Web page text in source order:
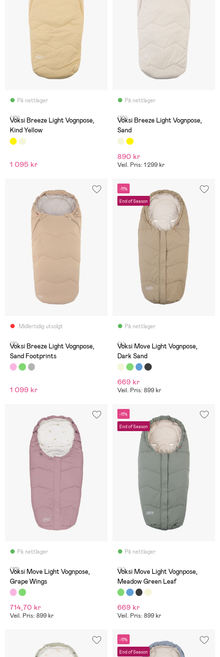
På nettlager
(19)
Voksi Breeze Light Vognpose,
Kind Yellow
1 095 kr
På nettlager
(19)
Voksi Breeze Light Vognpose,
Sand
890 kr
Veil. Pris: 1 299 kr
Midlertidig utsolgt
(2)
Voksi Breeze Light Vognpose,
Sand Footprints
1 099 kr
-11%
End of Season
På nettlager
(4)
Voksi Move Light Vognpose,
Dark Sand
669 kr
Veil. Pris: 899 kr
På nettlager
(12)
Voksi Move Light Vognpose,
Grape Wings
714,70 kr
Veil. Pris: 899 kr
-11%
End of Season
På nettlager
(4)
Voksi Move Light Vognpose,
Meadow Green Leaf
669 kr
Veil. Pris: 899 kr
-11%
End of Season